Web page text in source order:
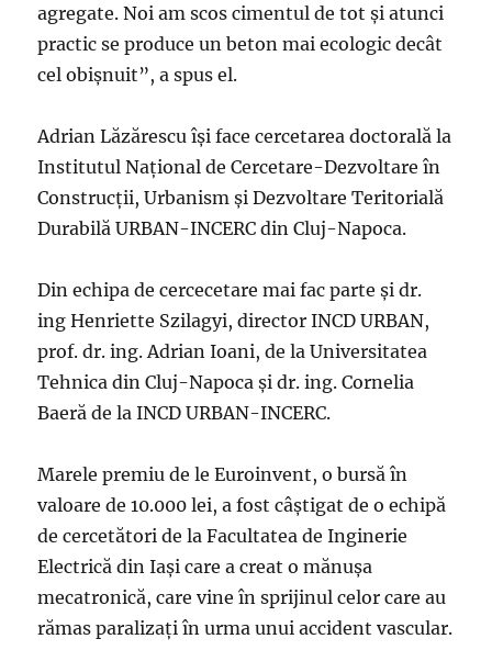
agregate. Noi am scos cimentul de tot şi atunci
practic se produce un beton mai ecologic decât
cel obişnuit”, a spus el.
Adrian Lăzărescu îşi face cercetarea doctorală la
Institutul Naţional de Cercetare-Dezvoltare în
Construcţii, Urbanism şi Dezvoltare Teritorială
Durabilă URBAN-INCERC din Cluj-Napoca.
Din echipa de cercecetare mai fac parte şi dr.
ing Henriette Szilagyi, director INCD URBAN,
prof. dr. ing. Adrian Ioani, de la Universitatea
Tehnica din Cluj-Napoca şi dr. ing. Cornelia
Baeră de la INCD URBAN-INCERC.
Marele premiu de le Euroinvent, o bursă în
valoare de 10.000 lei, a fost câştigat de o echipă
de cercetători de la Facultatea de Inginerie
Electrică din Iaşi care a creat o mănuşa
mecatronică, care vine în sprijinul celor care au
rămas paralizaţi în urma unui accident vascular.